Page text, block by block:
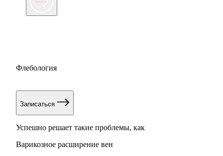
Флебология
Записаться
Успешно решает такие проблемы, как
Варикозное расширение вен